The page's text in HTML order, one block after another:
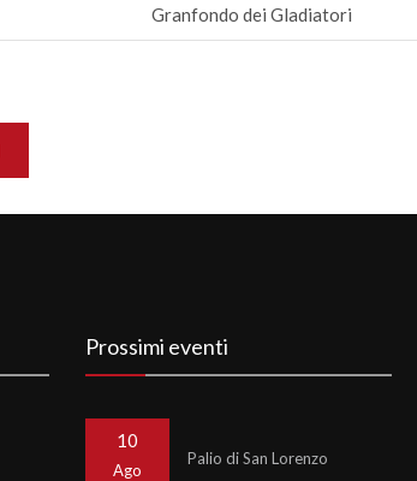
Granfondo dei Gladiatori
Prossimi eventi
10
Ago
Palio di San Lorenzo